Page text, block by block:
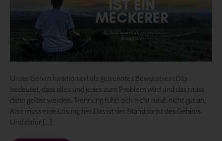
Unser Gehirn funktioniert als getrenntes Bewusstsein.Das
bedeutet, dass alles und jedes zum Problem wird und das muss
dann gelöst werden. Trennung fühlt sich nicht rund, nicht gut an.
Also muss eine Lösung her.Das ist der Standpunkt des Gehirns.
Und dafür […]